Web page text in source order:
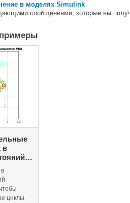
в моделях Simulink
сообщениями, которые вы
в
циклы.